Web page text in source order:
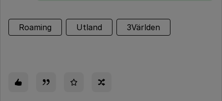
Roaming Utland 3Världen